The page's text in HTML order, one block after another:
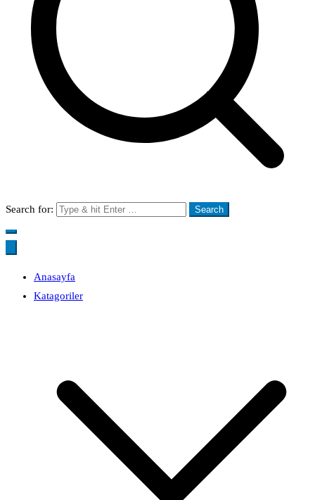
Search for:
Anasayfa
Katagoriler